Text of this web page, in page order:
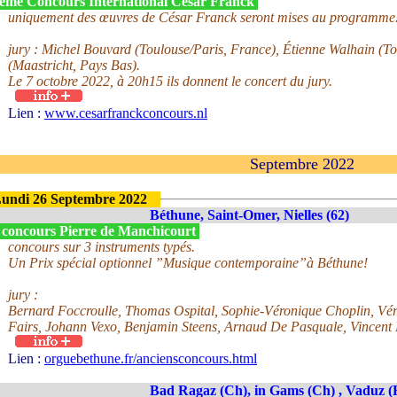
uniquement des œuvres de César Franck seront mises au
jury : Michel Bouvard (Toulouse/Paris, France), Étienne Walhain
(Maastricht, Pays Bas).
Le 7 octobre 2022, à 20h15 ils donnent le concert du jury.
Lien : www.cesarfranckconcours.nl
Septembre 2022
26 Septembre 2022
Béthune, Saint-Omer, Nielles (62)
concours Pierre de Manchicourt
concours sur 3 instruments typés.
Un Prix spécial optionnel ”Musique contemporaine”à Béthune!
jury :
Bernard Foccroulle, Thomas Ospital, Sophie-Véronique Choplin,
Fairs, Johann Vexo, Benjamin Steens, Arnaud De Pasquale, Vincent
Lien : orguebethune.fr/anciensconcours.html
Bad Ragaz (Ch), in Gams (Ch) , Vaduz